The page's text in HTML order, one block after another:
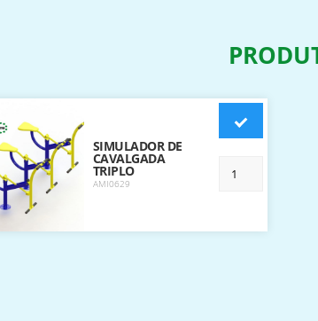
SIMULADOR DE
CAVALGADA
TRIPLO
AMI0629